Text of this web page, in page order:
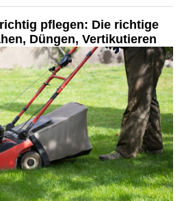
pflegen: Die richtige
Düngen, Vertikutieren